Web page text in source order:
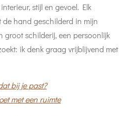
stijl en gevoel. Elk
de hand geschilderd in mijn
groot schilderij, een persoonlijk
ik denk graag vrijblijvend met
bij je past?
met een ruimte